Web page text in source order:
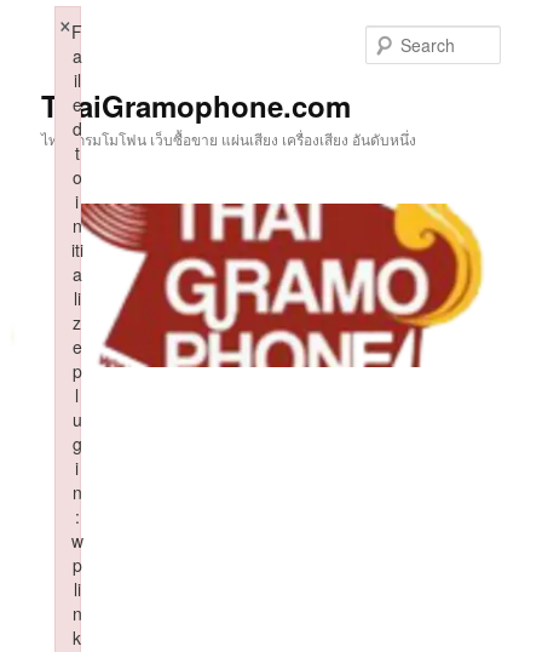
ThaiGramophone.com
ไทยแกรมโมโฟน เว็บซื้อขาย แผ่นเสียง เครื่องเสียง อันดับหนึ่ง
F
a
il
e
d
t
o
i
n
iti
a
li
z
e
p
l
u
g
i
n
:
w
p
li
n
k
×